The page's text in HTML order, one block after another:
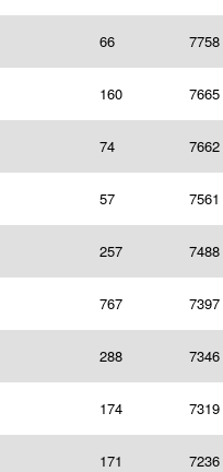
66 7758
160 7665
74 7662
57 7561
257 7488
767 7397
288 7346
174 7319
171 7236